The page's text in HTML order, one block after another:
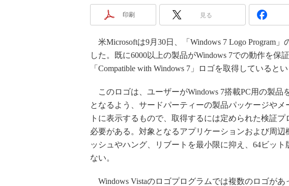
印刷 見る
米Microsoftは9月30日、「Windows 7 Logo Program」
した。既に6000以上の製品がWindows 7での動作を保
「Compatible with Windows 7」ロゴを取得しているとい
このロゴは、ユーザーがWindows 7搭載PC用の製品
となるよう、サードパーティーの製品パッケージやメ
トに表示するもので、取得するには定められた検証プ
必要がある。対象となるアプリケーションおよび周辺
ッシュやハング、リブートを最小限に抑え、64ビット
ない。
Windows Vistaのロゴプログラムでは複数のロゴがあ